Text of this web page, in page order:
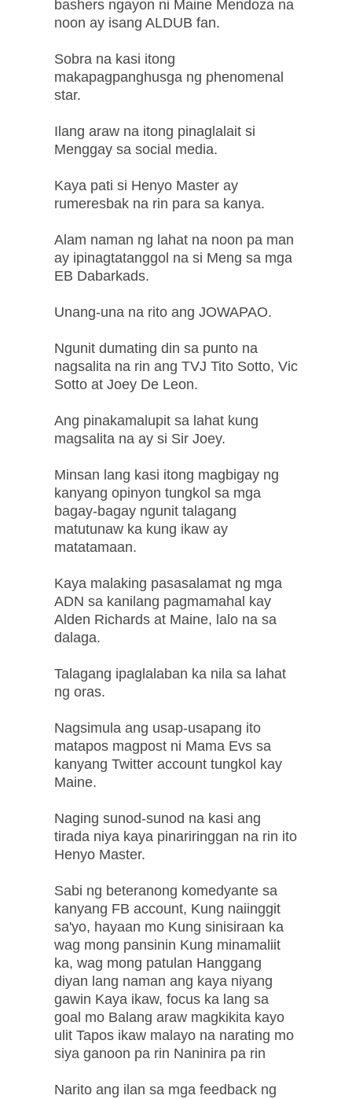
bashers ngayon ni Maine Mendoza na
noon ay isang ALDUB fan.
Sobra na kasi itong
makapagpanghusga ng phenomenal
star.
Ilang araw na itong pinaglalait si
Menggay sa social media.
Kaya pati si Henyo Master ay
rumeresbak na rin para sa kanya.
Alam naman ng lahat na noon pa man
ay ipinagtatanggol na si Meng sa mga
EB Dabarkads.
Unang-una na rito ang JOWAPAO.
Ngunit dumating din sa punto na
nagsalita na rin ang TVJ Tito Sotto, Vic
Sotto at Joey De Leon.
Ang pinakamalupit sa lahat kung
magsalita na ay si Sir Joey.
Minsan lang kasi itong magbigay ng
kanyang opinyon tungkol sa mga
bagay-bagay ngunit talagang
matutunaw ka kung ikaw ay
matatamaan.
Kaya malaking pasasalamat ng mga
ADN sa kanilang pagmamahal kay
Alden Richards at Maine, lalo na sa
dalaga.
Talagang ipaglalaban ka nila sa lahat
ng oras.
Nagsimula ang usap-usapang ito
matapos magpost ni Mama Evs sa
kanyang Twitter account tungkol kay
Maine.
Naging sunod-sunod na kasi ang
tirada niya kaya pinariringgan na rin ito
Henyo Master.
Sabi ng beteranong komedyante sa
kanyang FB account, Kung naiinggit
sa'yo, hayaan mo Kung sinisiraan ka
wag mong pansinin Kung minamaliit
ka, wag mong patulan Hanggang
diyan lang naman ang kaya niyang
gawin Kaya ikaw, focus ka lang sa
goal mo Balang araw magkikita kayo
ulit Tapos ikaw malayo na narating mo
siya ganoon pa rin Naninira pa rin
Narito ang ilan sa mga feedback ng